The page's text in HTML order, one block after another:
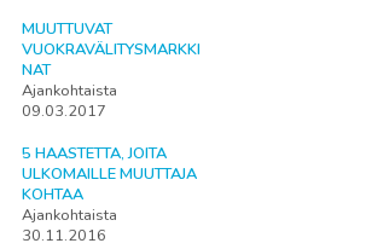
MUUTTUVAT
VUOKRAVÄLITYSMARKKI
NAT
Ajankohtaista
09.03.2017
5 HAASTETTA, JOITA
ULKOMAILLE MUUTTAJA
KOHTAA
Ajankohtaista
30.11.2016